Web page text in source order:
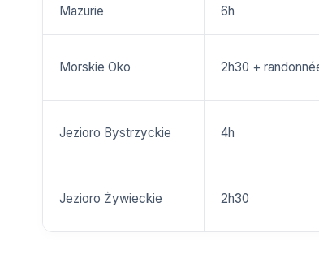
Mazurie 6h
Morskie Oko 2h30 +
Jezioro Bystrzyckie 4h
Jezioro Żywieckie 2h30